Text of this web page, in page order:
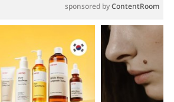
sponsored byContentRoom